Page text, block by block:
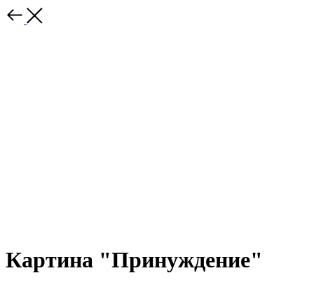
Картина "Принуждение"